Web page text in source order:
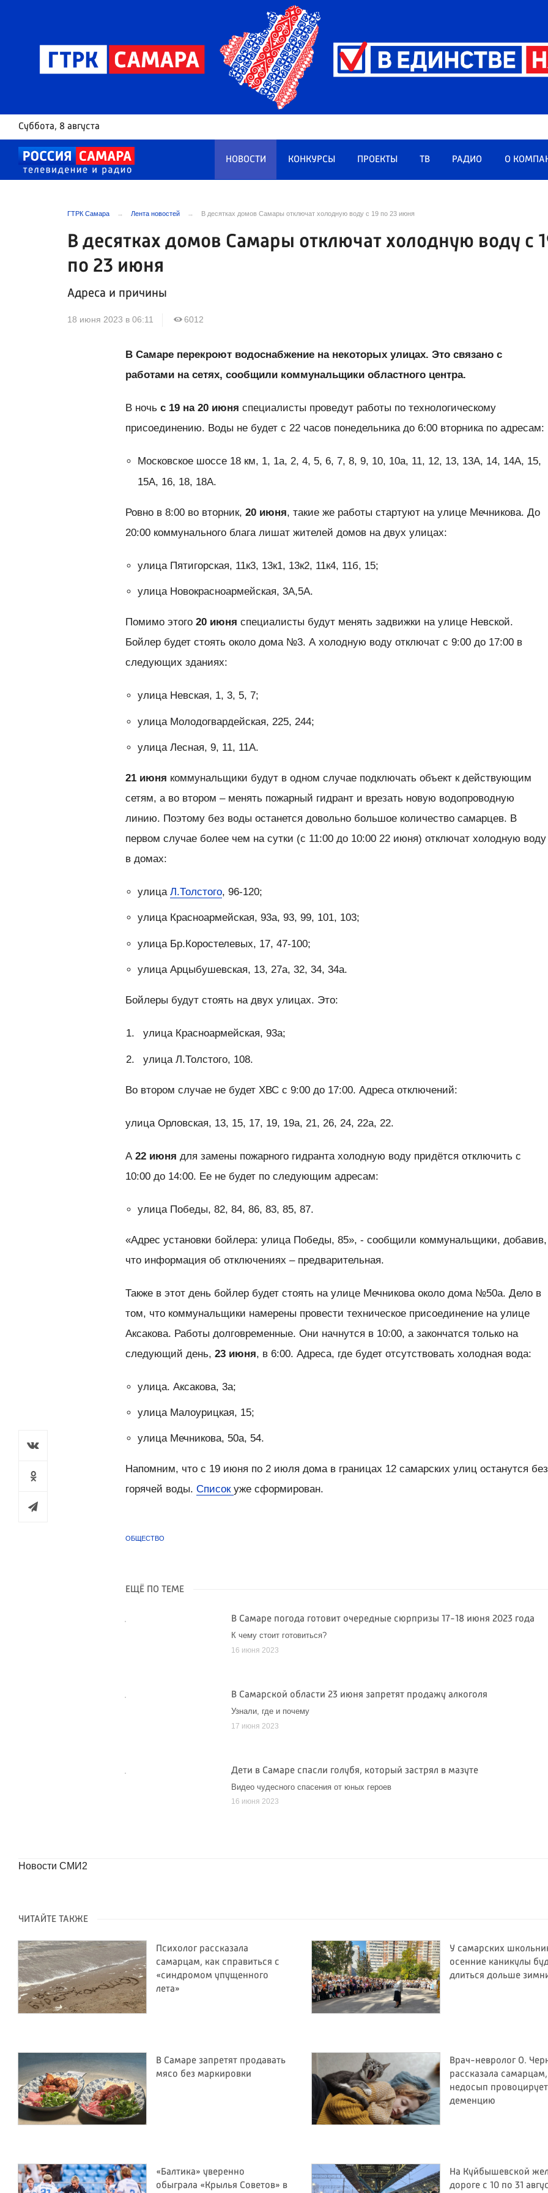
Суббота, 8 августа
НОВОСТИ КОНКУРСЫ ПРОЕКТЫ ТВ РАДИО О
ГТРК Самара Лента новостей В десятках домов Самары отключат холодную воду с 19 по 23 июня
В десятках домов Самары отключат холодную воду с
по 23 июня
Адреса и причины
18 июня 2023 в 06:11 6012
В Самаре перекроют водоснабжение на некоторых улицах. Это связано с
работами на сетях, сообщили коммунальщики областного центра.
В ночьс 19 на 20 июня специалисты проведут работы по технологическому
присоединению. Воды не будет с 22 часов понедельника до 6:00 вторника по адресам:
Московское шоссе 18 км, 1, 1а, 2, 4, 5, 6, 7, 8, 9, 10, 10а, 11, 12, 13, 13А, 14, 14А, 15,
15А, 16, 18, 18А.
Ровно в 8:00 во вторник,20 июня, такие же работы стартуют на улице Мечникова. До
20:00 коммунального блага лишат жителей домов на двух улицах:
улица Пятигорская, 11к3, 13к1, 13к2, 11к4, 11б, 15;
улица Новокрасноармейская, 3А,5А.
Помимо этого20 июня специалисты будут менять задвижки на улице Невской.
Бойлер будет стоять около дома №3. А холодную воду отключат с 9:00 до 17:00 в
следующих зданиях:
улица Невская, 1, 3, 5, 7;
улица Молодогвардейская, 225, 244;
улица Лесная, 9, 11, 11А.
21 июня коммунальщики будут в одном случае подключать объект к действующим
сетям, а во втором – менять пожарный гидрант и врезать новую водопроводную
линию. Поэтому без воды останется довольно большое количество самарцев. В
первом случае более чем на сутки (с 11:00 до 10:00 22 июня) отключат холодную воду
в домах:
улицаЛ.Толстого, 96-120;
улица Красноармейская, 93а, 93, 99, 101, 103;
улица Бр.Коростелевых, 17, 47-100;
улица Арцыбушевская, 13, 27а, 32, 34, 34а.
Бойлеры будут стоять на двух улицах. Это:
улица Красноармейская, 93а;
улица Л.Толстого, 108.
Во втором случае не будет ХВС с 9:00 до 17:00. Адреса отключений:
улица Орловская, 13, 15, 17, 19, 19а, 21, 26, 24, 22а, 22.
А22 июня для замены пожарного гидранта холодную воду придётся отключить с
10:00 до 14:00. Ее не будет по следующим адресам:
улица Победы, 82, 84, 86, 83, 85, 87.
«Адрес установки бойлера: улица Победы, 85», - сообщили коммунальщики, добавив,
что информация об отключениях – предварительная.
Также в этот день бойлер будет стоять на улице Мечникова около дома №50а. Дело в
том, что коммунальщики намерены провести техническое присоединение на улице
Аксакова. Работы долговременные. Они начнутся в 10:00, а закончатся только на
следующий день, 23 июня, в 6:00. Адреса, где будет отсутствовать холодная вода:
улица. Аксакова, 3а;
улица Малоурицкая, 15;
улица Мечникова, 50а, 54.
Напомним, что с 19 июня по 2 июля дома в границах 12 самарских улиц останутся без
горячей воды.Списокуже сформирован.
ОБЩЕСТВО
ЕЩЁ ПО ТЕМЕ
В Самаре погода готовит очередные сюрпризы 17-18 июня 2023 года
К чему стоит готовиться?
16 июня 2023
В Самарской области 23 июня запретят продажу алкоголя
Узнали, где и почему
17 июня 2023
Дети в Самаре спасли голубя, который застрял в мазуте
Видео чудесного спасения от юных героев
16 июня 2023
Новости СМИ2
ЧИТАЙТЕ ТАКЖЕ
Психолог рассказала
самарцам, как справиться с
«синдромом упущенного
лета»
У самарских
осенние каникулы
длиться дольше
В Самаре запретят продавать
мясо без маркировки
Врач-невролог О.
рассказала
недосып провоцирует
деменцию
«Балтика» уверенно
обыграла «Крылья Советов» в
На Куйбышевской
дороге с 10 по 31